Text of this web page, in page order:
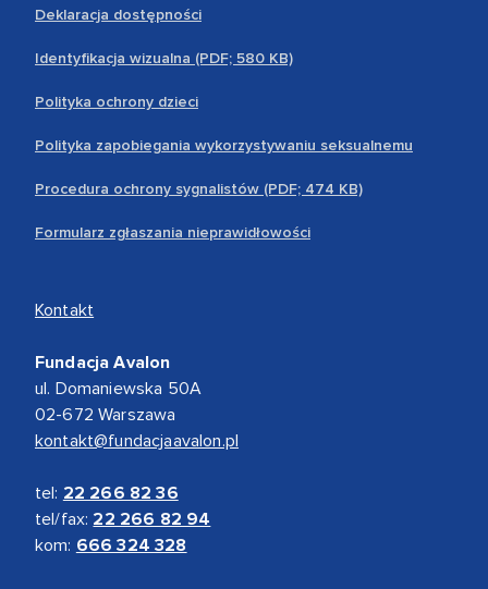
Deklaracja dostępności
Identyfikacja wizualna (PDF; 580 KB)
Polityka ochrony dzieci
Polityka zapobiegania wykorzystywaniu seksualnemu
Procedura ochrony sygnalistów (PDF; 474 KB)
Formularz zgłaszania nieprawidłowości
Kontakt
Fundacja Avalon
ul. Domaniewska 50A
02-672 Warszawa
kontakt@fundacjaavalon.pl
tel: 22 266 82 36
tel/fax: 22 266 82 94
kom: 666 324 328